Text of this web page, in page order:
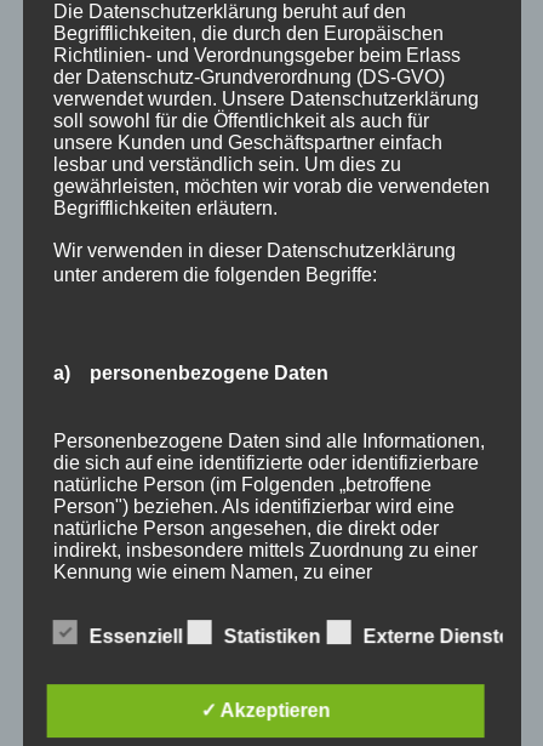
Stichworte
allgäu allgäuer alpen alpen angebot Auszeit
bayern bergbahnen berge event
freie Ferienwohnungen frühling gäste gästehaus
gästeservice haus partale herbst herbsturlaub
Lastminute März natur
Die Datenschutzerklärung beruht auf den
Begrifflichkeiten, die durch den Europäischen
Richtlinien- und Verordnungsgeber beim Erlass
der Datenschutz-Grundverordnung (DS-GVO)
verwendet wurden. Unsere Datenschutzerklärung
soll sowohl für die Öffentlichkeit als auch für
unsere Kunden und Geschäftspartner einfach
lesbar und verständlich sein. Um dies zu
gewährleisten, möchten wir vorab die verwendeten
Begrifflichkeiten erläutern.
Wir verwenden in dieser Datenschutzerklärung
unter anderem die folgenden Begriffe:
a) personenbezogene Daten
Personenbezogene Daten sind alle Informationen,
die sich auf eine identifizierte oder identifizierbare
natürliche Person (im Folgenden „betroffene
Person") beziehen. Als identifizierbar wird eine
natürliche Person angesehen, die direkt oder
indirekt, insbesondere mittels Zuordnung zu einer
Kennung wie einem Namen, zu einer
Kennung oder zu einem oder mehreren
besonderen Merkmalen, die Ausdruck der
psychischen, wirtschaftlichen, kulturellen oder
sozialen Identität dieser natürlichen Person sind,
identifiziert werden kann.
Essenziell Statistiken Externe Dienste
✓ Akzeptieren